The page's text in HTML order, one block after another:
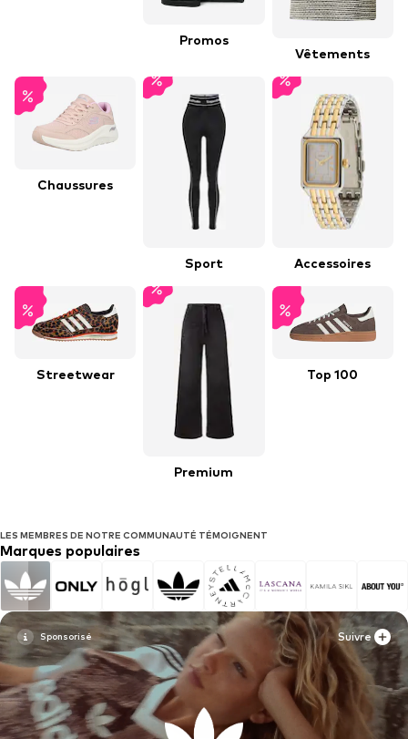
LES MEMBRES DE NOTRE COMMUNAUTÉ TÉMOIGNENT
Marques populaires
Suivre
Suivre
Promos
Vêtements
Chaussures
Sport Accessoires
Streetwear
Premium
Top 100